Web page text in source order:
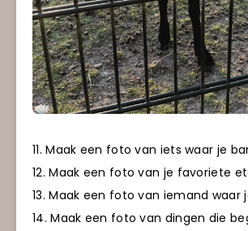
11. Maak een foto van iets waar je
12. Maak een foto van je favoriete
13. Maak een foto van iemand waar
14. Maak een foto van dingen die